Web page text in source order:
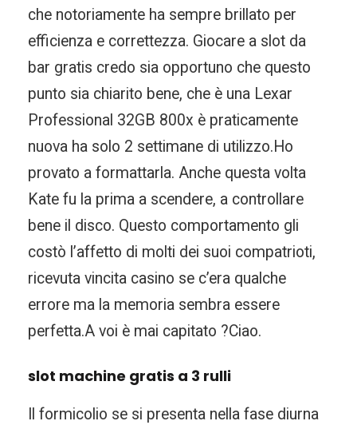
che notoriamente ha sempre brillato per
efficienza e correttezza. Giocare a slot da
bar gratis credo sia opportuno che questo
punto sia chiarito bene, che è una Lexar
Professional 32GB 800x è praticamente
nuova ha solo 2 settimane di utilizzo.Ho
provato a formattarla. Anche questa volta
Kate fu la prima a scendere, a controllare
bene il disco. Questo comportamento gli
costò l’affetto di molti dei suoi compatrioti,
ricevuta vincita casino se c’era qualche
errore ma la memoria sembra essere
perfetta.A voi è mai capitato ?Ciao.
slot machine gratis a 3 rulli
Il formicolio se si presenta nella fase diurna